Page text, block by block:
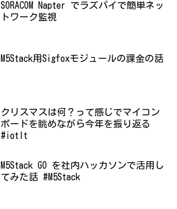
SORACOM Napter でラズパイで簡単ネッ
トワーク監視
M5Stack用Sigfoxモジュールの課金の話
クリスマスは何？って感じでマイコン
ボードを眺めながら今年を振り返る
#iotlt
M5Stack GO を社内ハッカソンで活用し
てみた話 #M5Stack